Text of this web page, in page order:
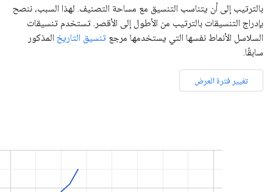
بالترتيب إلى أن يتناسب التنسيق مع مساحة التصنيف. لهذا السبب، ننصح
بإدراج التنسيقات بالترتيب من الأطول إلى الأقصر. تستخدم تنسيقات
السلاسل الأنماط نفسها التي يستخدمها مرجع تنسيق التاريخ المذكور
سابقًا.